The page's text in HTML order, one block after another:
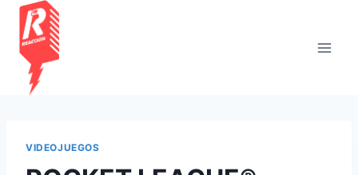
Saltar
contenido
VIDEOJUEGOS